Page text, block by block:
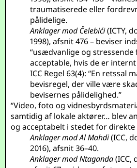
traumatiserede eller
pålidelige.
Anklager mod Čelebići(ICTY,
1998), afsnit 476 – beviser
“usædvanlige og stressende
acceptable, hvis de er
ICC Regel 63(4): “En retssal
bevisregel, der ville være
bevisernes pålidelighed.”
“Video, foto og
samtidig af lokale aktører… blev
og acceptabelt i stedet for direkte
Anklager mod Al Mahdi(ICC,
2016), afsnit 36–40.
Anklager mod Ntaganda(ICC,